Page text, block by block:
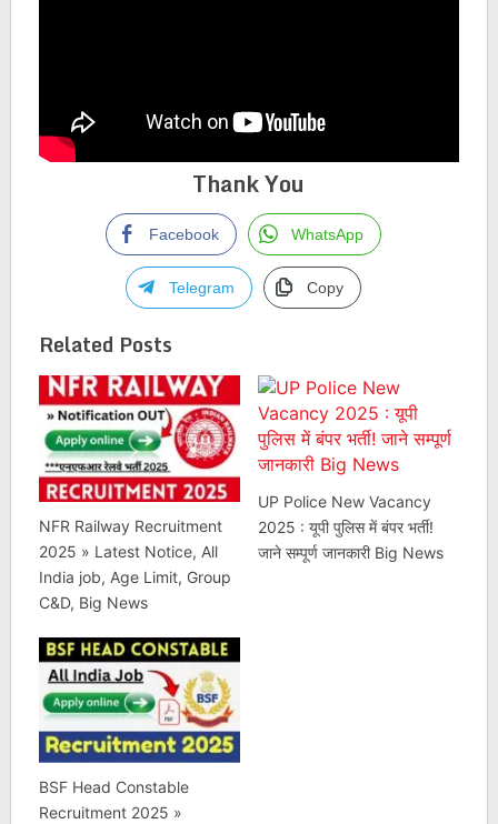
Thank You
Facebook WhatsApp
Telegram Copy
Related Posts
NFR Railway Recruitment
2025 » Latest Notice, All
India job, Age Limit, Group
C&D, Big News
UP Police New Vacancy
2025 : यूपी पुलिस में बंपर भर्ती!
जाने सम्पूर्ण जानकारी Big News
BSF Head Constable
Recruitment 2025 »